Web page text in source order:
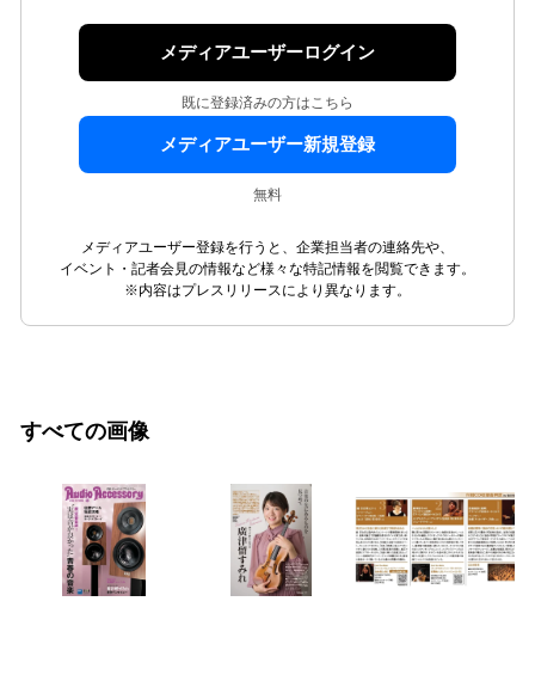
メディアユーザーログイン
既に登録済みの方はこちら
メディアユーザー新規登録
無料
メディアユーザー登録を行うと、企業担当者の連絡先や、
イベント・記者会見の情報など様々な特記情報を閲覧できます。
※内容はプレスリリースにより異なります。
すべての画像